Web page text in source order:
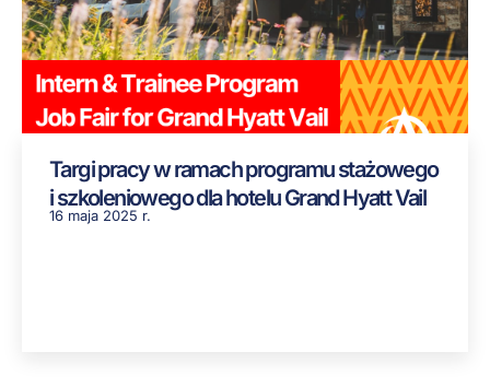
Targi pracy w ramach programu stażowego
i szkoleniowego dla hotelu Grand Hyatt Vail
16 maja 2025 r.